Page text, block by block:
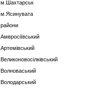
м.Шахтарськ
м.Ясинувата
райони
Амвросіївський
Артемівський
Великоновосілківський
Волноваський
Володарський